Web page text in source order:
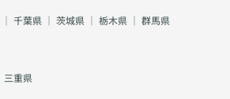
｜ 千葉県 ｜ 茨城県 ｜ 栃木県 ｜ 群馬県
三重県